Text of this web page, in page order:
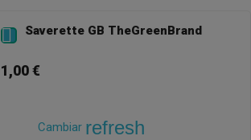
 Saverette GB TheGreenBrand
1,00 €
Cambiar refresh